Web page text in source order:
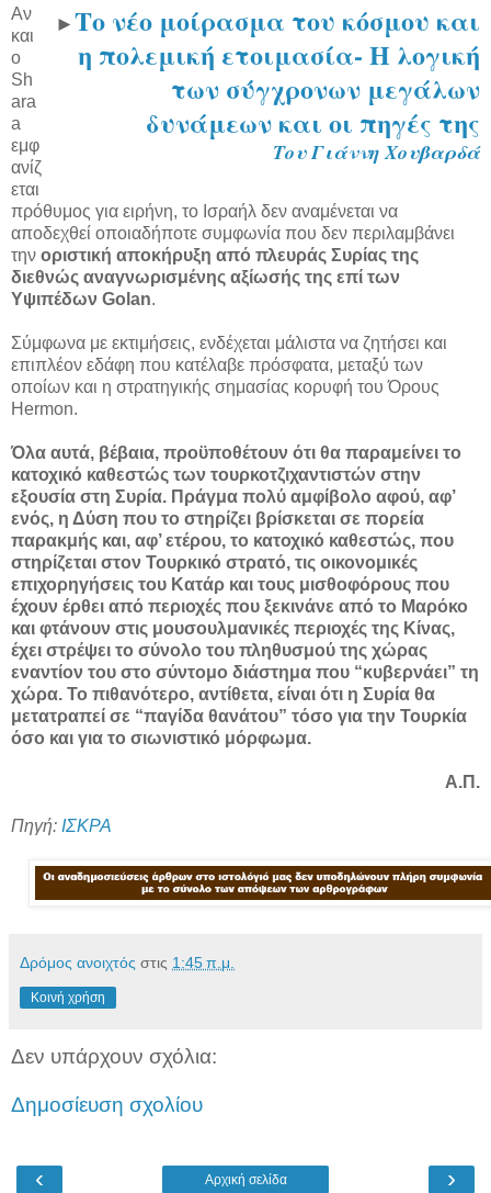
►Το νέο μοίρασμα του κόσμου και
η πολεμική ετοιμασία- Η λογική
των σύγχρονων μεγάλων
δυνάμεων και οι πηγές της
Του Γιάννη Χουβαρδά
Αν
και
ο
Sh
ara
a
εμφ
ανίζ
εται
πρόθυμος για ειρήνη, το Ισραήλ δεν αναμένεται να
αποδεχθεί οποιαδήποτε συμφωνία που δεν περιλαμβάνει
την οριστική αποκήρυξη από πλευράς Συρίας της
διεθνώς αναγνωρισμένης αξίωσής της επί των
Υψιπέδων Golan.
Σύμφωνα με εκτιμήσεις, ενδέχεται μάλιστα να ζητήσει και
επιπλέον εδάφη που κατέλαβε πρόσφατα, μεταξύ των
οποίων και η στρατηγικής σημασίας κορυφή του Όρους
Hermon.
Όλα αυτά, βέβαια, προϋποθέτουν ότι θα παραμείνει το
κατοχικό καθεστώς των τουρκοτζιχαντιστών στην
εξουσία στη Συρία. Πράγμα πολύ αμφίβολο αφού, αφ’
ενός, η Δύση που το στηρίζει βρίσκεται σε πορεία
παρακμής και, αφ’ ετέρου, το κατοχικό καθεστώς, που
στηρίζεται στον Τουρκικό στρατό, τις οικονομικές
επιχορηγήσεις του Κατάρ και τους μισθοφόρους που
έχουν έρθει από περιοχές που ξεκινάνε από το Μαρόκο
και φτάνουν στις μουσουλμανικές περιοχές της Κίνας,
έχει στρέψει το σύνολο του πληθυσμού της χώρας
εναντίον του στο σύντομο διάστημα που “κυβερνάει” τη
χώρα. Το πιθανότερο, αντίθετα, είναι ότι η Συρία θα
μετατραπεί σε “παγίδα θανάτου” τόσο για την Τουρκία
όσο και για το σιωνιστικό μόρφωμα.
Α.Π.
Πηγή: ΙΣΚΡΑ
Δρόμος ανοιχτός στις 1:45 π.μ.
Κοινή χρήση
Δεν υπάρχουν σχόλια:
Δημοσίευση σχολίου
‹ ›
Αρχική σελίδα